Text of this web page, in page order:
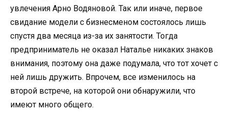
увлечения Арно Водяновой. Так или иначе, первое
свидание модели с бизнесменом состоялось лишь
спустя два месяца из-за их занятости. Тогда
предприниматель не оказал Наталье никаких знаков
внимания, поэтому она даже подумала, что тот хочет с
ней лишь дружить. Впрочем, все изменилось на
второй встрече, на которой они обнаружили, что
имеют много общего.